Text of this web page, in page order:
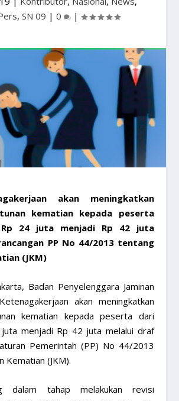
, SN 09 | 0 |
akan meningkatkan
kematian kepada peserta
24 juta menjadi Rp 42 juta
PP No 44/2013 tentang
(JKM)
Badan Penyelenggara Jaminan
akan meningkatkan
kematian kepada peserta dari
menjadi Rp 42 juta melalui draf
Pemerintah (PP) No 44/2013
Kematian (JKM).
dalam tahap melakukan revisi